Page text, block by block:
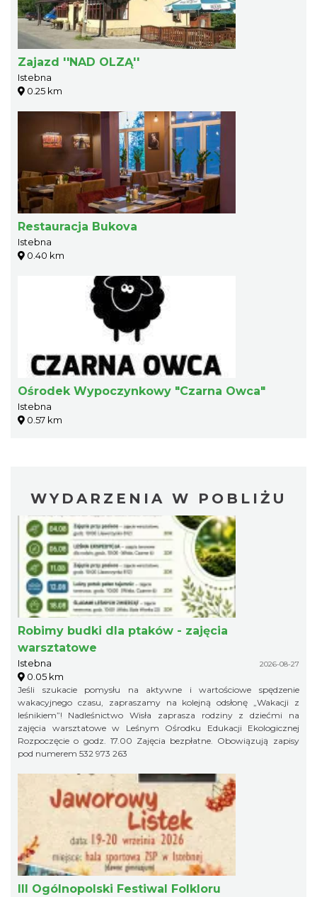
Zajazd ''NAD OLZĄ''
Istebna
0.25 km
Restauracja Bukova
Istebna
0.40 km
Ośrodek Wypoczynkowy "Czarna Owca"
Istebna
0.57 km
WYDARZENIA W POBLIŻU
Robimy budki dla ptaków - zajęcia
warsztatowe
Istebna 2026-08-27
0.05 km
Jeśli szukacie pomysłu na aktywne i wartościowe spędzenie
wakacyjnego czasu, zapraszamy na kolejną odsłonę „Wakacji z
leśnikiem”! Nadleśnictwo Wisła zaprasza rodziny z dziećmi na
zajęcia warsztatowe w Leśnym Ośrodku Edukacji Ekologicznej
Rozpoczęcie o godz. 17.00 Zajęcia bezpłatne. Obowiązują zapisy
pod numerem 532 973 263
III Ogólnopolski Festiwal Folkloru